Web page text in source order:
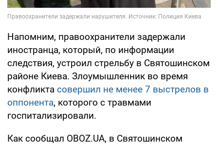
Напомним, правоохранители задержали
иностранца, который, по информации
следствия, устроил стрельбу в Святошинском
районе Киева. Злоумышленник во время
конфликта совершил не менее 7 выстрелов в
оппонента, которого с травмами
госпитализировали.
Как сообщал OBOZ.UA, в Святошинском